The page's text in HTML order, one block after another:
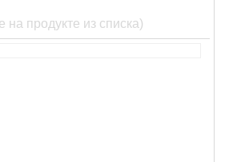
на продукте из списка)